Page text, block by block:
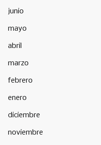
junio
mayo
abril
marzo
febrero
enero
diciembre
noviembre